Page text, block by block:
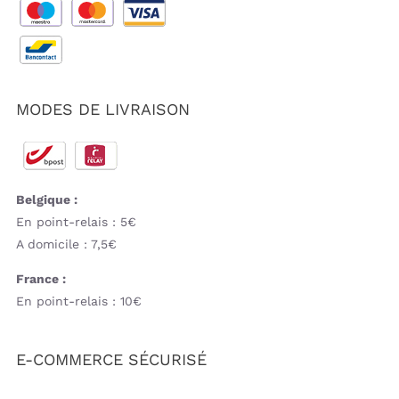
MODES DE LIVRAISON
Belgique :
En point-relais : 5€
A domicile : 7,5€
France :
En point-relais : 10€
E-COMMERCE SÉCURISÉ